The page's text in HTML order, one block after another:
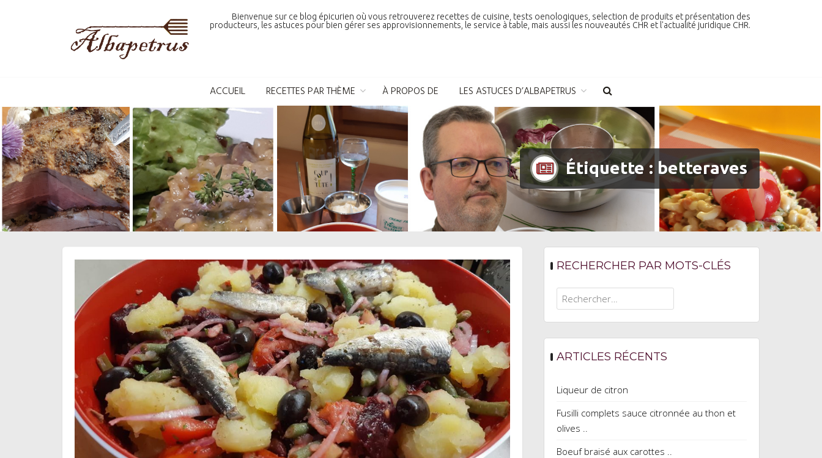
Bienvenue sur ce blog épicurien où vous retrouverez recettes de cuisine, tests oenologiques, selection de produits et présentation des
producteurs, les astuces pour bien gérer ses approvisionnements, le service à table, mais aussi les nouveautés CHR et l'actualité juridique CHR.
ACCUEIL RECETTES PAR THÈME À PROPOS DE LES ASTUCES D’ALBAPETRUS
Étiquette : betteraves
RECHERCHER PAR MOTS-CLÉS
Rechercher :
ARTICLES RÉCENTS
Liqueur de citron
Fusilli complets sauce citronnée au thon et
olives ..
Boeuf braisé aux carottes ..